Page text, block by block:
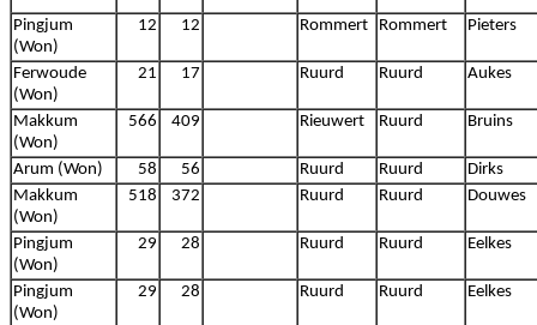
Pingjum
(Won)
12 12 Rommert Rommert Pieters
Ferwoude
(Won)
21 17 Ruurd Ruurd Aukes
Makkum
(Won)
566 409 Rieuwert Ruurd Bruins
Arum (Won) 58 56 Ruurd Ruurd
Dirks
Makkum
(Won)
518 372 Ruurd Ruurd Douwes
Pingjum
(Won)
29 28 Ruurd Ruurd Eelkes
Pingjum
(Won)
29 28 Ruurd Ruurd Eelkes